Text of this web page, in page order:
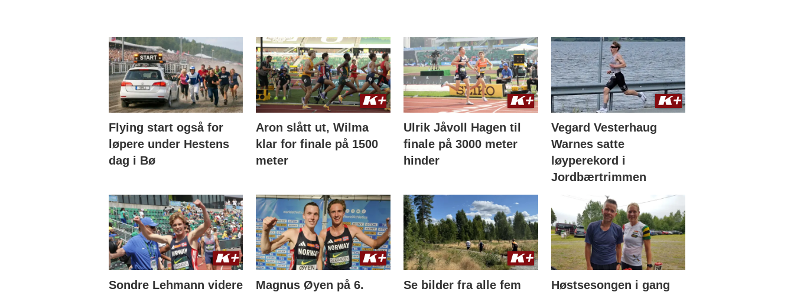
Flying start også for
løpere under Hestens
dag i Bø
Aron slått ut, Wilma
klar for finale på 1500
meter
Ulrik Jåvoll Hagen til
finale på 3000 meter
hinder
Vegard Vesterhaug
Warnes satte
løyperekord i
Jordbærtrimmen
Sondre Lehmann videre
Magnus Øyen på 6.
Se bilder fra alle fem
Høstsesongen i gang